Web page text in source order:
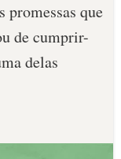
pro­messas que
de cumprir-
delas